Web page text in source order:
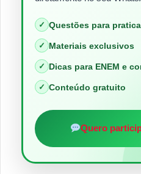
✓ Questões para
✓ Materiais exclusivos
✓ Dicas para ENEM e
✓ Conteúdo gratuito
Quero